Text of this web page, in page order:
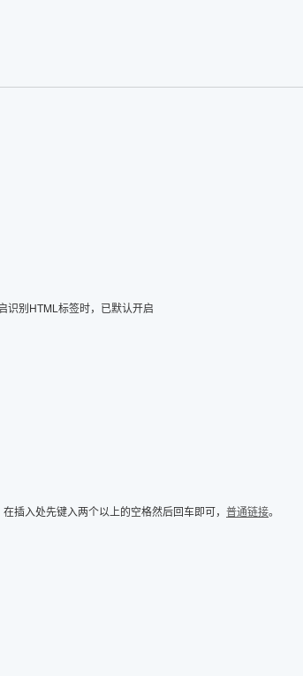
识别HTML标签时，已默认开启
在插入处先键入两个以上的空格然后回车即可， 普通链接。